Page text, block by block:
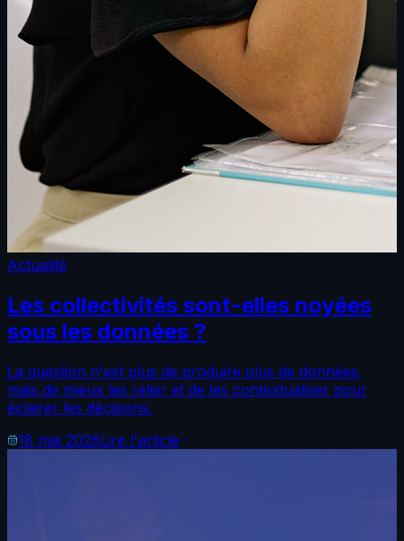
Actualité
Les collectivités sont-elles noyées
sous les données ?
La question n'est plus de produire plus de données,
mais de mieux les relier et de les contextualiser pour
éclairer les décisions.
18 mai 2026Lire l'article